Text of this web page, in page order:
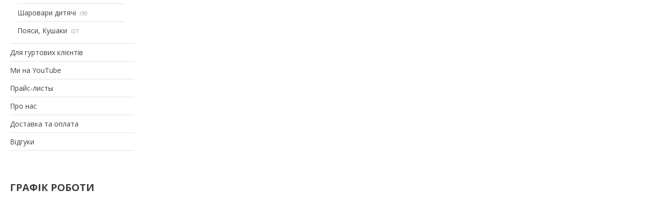
Шаровари дитячі 30
Пояси, Кушаки 27
Для гуртових клієнтів
Ми на YouTube
Прайс-листы
Про нас
Доставка та оплата
Відгуки
ГРАФІК РОБОТИ